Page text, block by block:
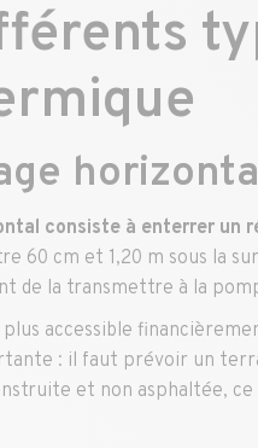
consiste à enterrer un
60 cm et 1,20 m sous la
de la transmettre à la
accessible
: il faut prévoir un
et non asphaltée,